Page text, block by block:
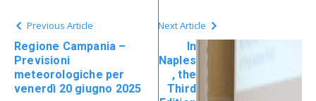
Previous Article
Regione Campania –
Previsioni
meteorologiche per
venerdì 20 giugno 2025
Next Article
In
Naples
, the
Third